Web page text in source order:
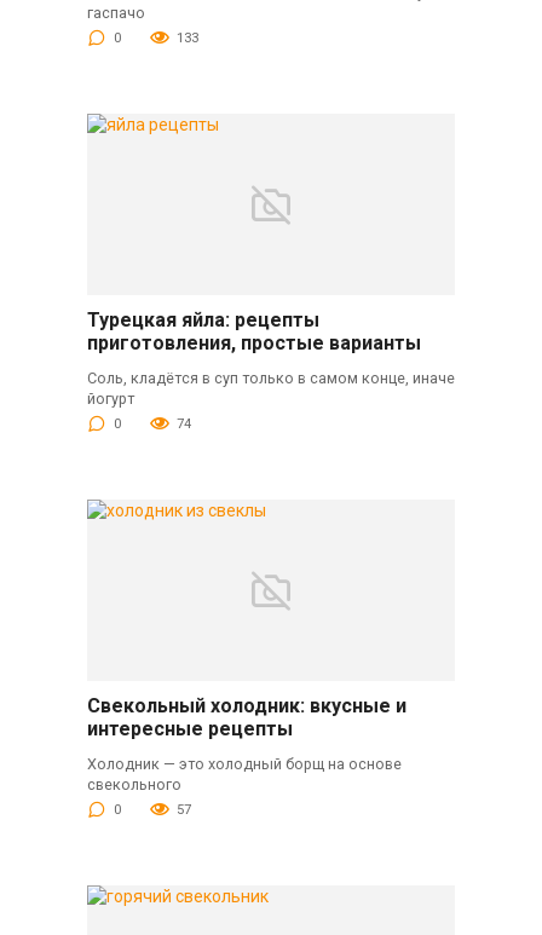
гаспачо
0 133
Турецкая яйла: рецепты
приготовления, простые варианты
Соль, кладётся в суп только в самом конце, иначе
йогурт
0 74
Свекольный холодник: вкусные и
интересные рецепты
Холодник — это холодный борщ на основе
свекольного
0 57